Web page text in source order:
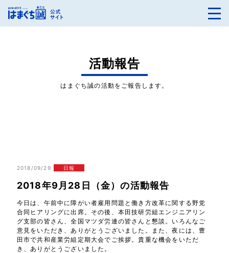
活動報告
はまぐち誠の活動をご報告します。
2018/09/29 日報
2018年9月28日（金）の活動報告
今日は、午前中に障がい者雇用問題と働き方改革に関する野党
合同ヒアリングに出席。その後、本田技研労組エンジニアリン
グ支部の皆さん、全国マツダ労連の皆さんと懇談。いろんなご
意見をいただき、ありがとうございました。また、夜には、豊
田市で共和産業労組定期大会でご挨拶。貴重な機会をいただ
き、ありがとうございました。